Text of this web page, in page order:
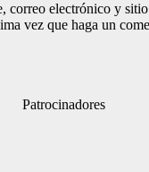
correo electrónico y
vez que haga un
Patrocinadores